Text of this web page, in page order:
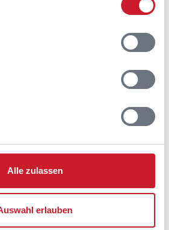
Alle zulassen
erlauben
anklicken
bei der
oder der Ausstattung ergeben